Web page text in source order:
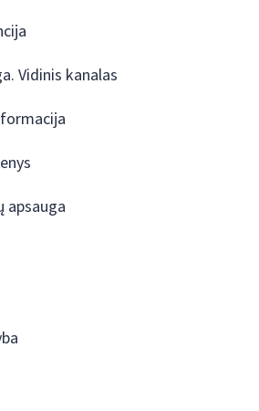
Vidinis kanalas
apsauga